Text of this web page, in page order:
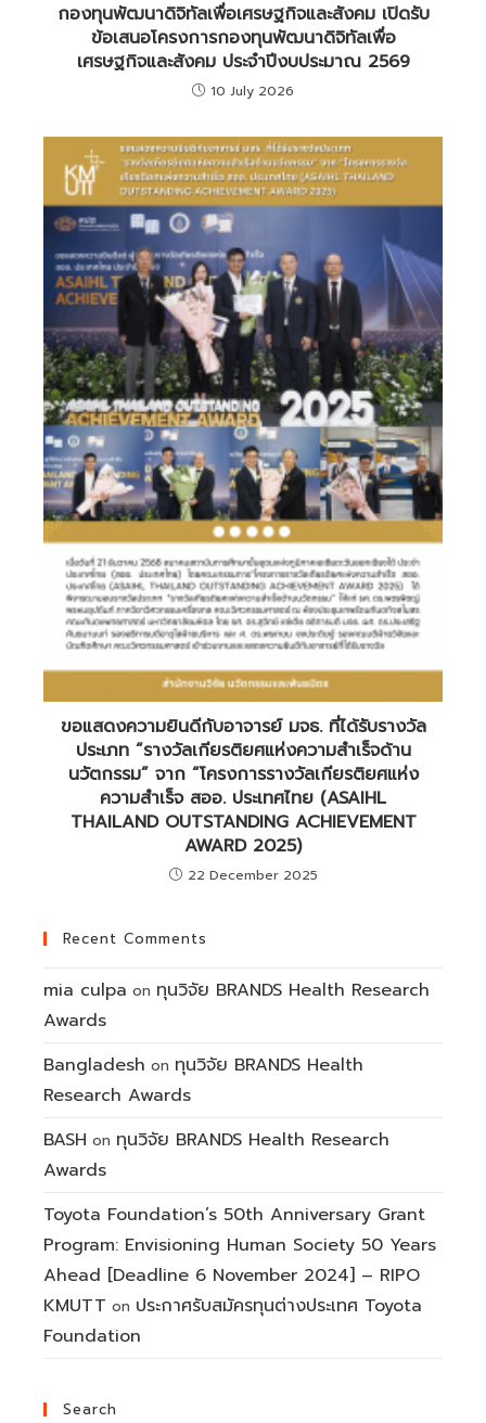
กองทุนพัฒนาดิจิทัลเพื่อเศรษฐกิจและสังคม เปิดรับ
ข้อเสนอโครงการกองทุนพัฒนาดิจิทัลเพื่อ
เศรษฐกิจและสังคม ประจำปีงบประมาณ 2569
10 July 2026
ขอแสดงความยินดีกับอาจารย์ มจธ. ที่ได้รับรางวัล
ประเภท “รางวัลเกียรติยศแห่งความสำเร็จด้าน
นวัตกรรม” จาก “โครงการรางวัลเกียรติยศแห่ง
ความสำเร็จ สออ. ประเทศไทย (ASAIHL
THAILAND OUTSTANDING ACHIEVEMENT
AWARD 2025)
22 December 2025
Recent Comments
mia culpa on ทุนวิจัย BRANDS Health Research
Awards
Bangladesh on ทุนวิจัย BRANDS Health
Research Awards
BASH on ทุนวิจัย BRANDS Health Research
Awards
Toyota Foundation’s 50th Anniversary Grant
Program: Envisioning Human Society 50 Years
Ahead [Deadline 6 November 2024] – RIPO
KMUTT on ประกาศรับสมัครทุนต่างประเทศ Toyota
Foundation
Search